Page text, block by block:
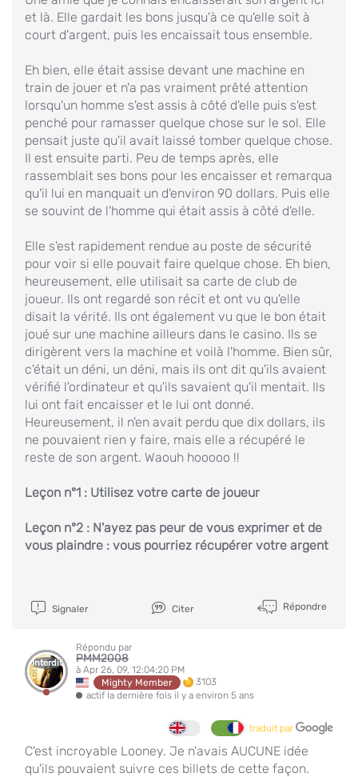
et là. Elle gardait les bons jusqu'à ce qu'elle soit à
court d'argent, puis les encaissait tous ensemble.
Eh bien, elle était assise devant une machine en
train de jouer et n'a pas vraiment prêté attention
lorsqu'un homme s'est assis à côté d'elle puis s'est
penché pour ramasser quelque chose sur le sol. Elle
pensait juste qu'il avait laissé tomber quelque chose.
Il est ensuite parti. Peu de temps après, elle
rassemblait ses bons pour les encaisser et remarqua
qu'il lui en manquait un d'environ 90 dollars. Puis elle
se souvint de l'homme qui était assis à côté d'elle.
Elle s'est rapidement rendue au poste de sécurité
pour voir si elle pouvait faire quelque chose. Eh bien,
heureusement, elle utilisait sa carte de club de
joueur. Ils ont regardé son récit et ont vu qu'elle
disait la vérité. Ils ont également vu que le bon était
joué sur une machine ailleurs dans le casino. Ils se
dirigèrent vers la machine et voilà l'homme. Bien sûr,
c'était un déni, un déni, mais ils ont dit qu'ils avaient
vérifié l'ordinateur et qu'ils savaient qu'il mentait. Ils
lui ont fait encaisser et le lui ont donné.
Heureusement, il n'en avait perdu que dix dollars, ils
ne pouvaient rien y faire, mais elle a récupéré le
reste de son argent. Waouh hooooo !!
Leçon n°1 : Utilisez votre carte de joueur
Leçon n°2 : N'ayez pas peur de vous exprimer et de
vous plaindre : vous pourriez récupérer votre argent
Signaler Citer Répondre
Interdit
Répondu par
PMM2008
à Apr 26, 09, 12:04:20 PM
Mighty Member
3103
actif la dernière fois il y a environ 5 ans
traduit par
C'est incroyable Looney. Je n'avais AUCUNE idée
qu'ils pouvaient suivre ces billets de cette façon.